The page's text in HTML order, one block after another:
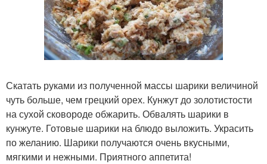
Скатать руками из полученной массы шарики величиной
чуть больше, чем грецкий орех. Кунжут до золотистости
на сухой сковороде обжарить. Обвалять шарики в
кунжуте. Готовые шарики на блюдо выложить. Украсить
по желанию. Шарики получаются очень вкусными,
мягкими и нежными. Приятного аппетита!